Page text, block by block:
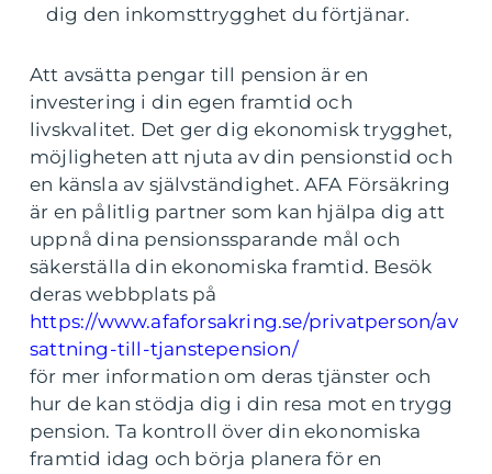
dig den inkomsttrygghet du förtjänar.
Att avsätta pengar till pension är en
investering i din egen framtid och
livskvalitet. Det ger dig ekonomisk trygghet,
möjligheten att njuta av din pensionstid och
en känsla av självständighet. AFA Försäkring
är en pålitlig partner som kan hjälpa dig att
uppnå dina pensionssparande mål och
säkerställa din ekonomiska framtid. Besök
deras webbplats på
https://www.afaforsakring.se/privatperson/av
sattning-till-tjanstepension/
för mer information om deras tjänster och
hur de kan stödja dig i din resa mot en trygg
pension. Ta kontroll över din ekonomiska
framtid idag och börja planera för en